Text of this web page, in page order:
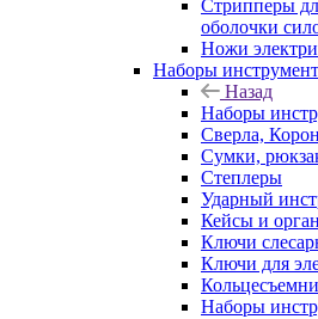
Стрипперы
оболочки
Ножи
Наборы
Назад
Наборы
Сверла,
Сумки,
Степлеры
Ударный
Кейсы и
Ключи
Ключи для
Наборы